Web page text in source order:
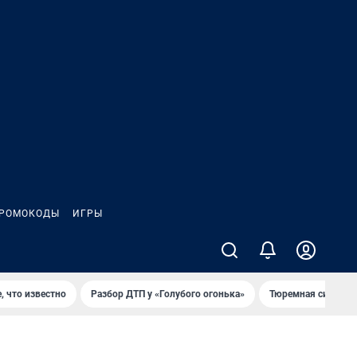
ИГРЫ
что известно Разбор ДТП у «Голубого огонька» Тюремная